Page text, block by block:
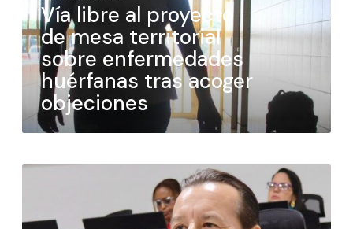
Vía libre al proyecto
de mesa territorial
sobre enfermedades
huérfanas tras acoger
objeciones